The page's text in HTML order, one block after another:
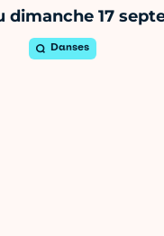
dimanche 17
Danses